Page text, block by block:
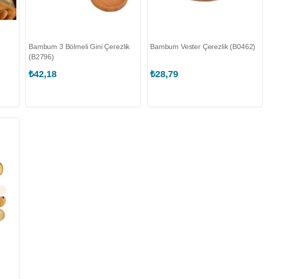
Bambum 3 Bölmeli Gini Çerezlik
(B2796)
₺42,18
Bambum Vester Çerezlik (B0462)
₺28,79